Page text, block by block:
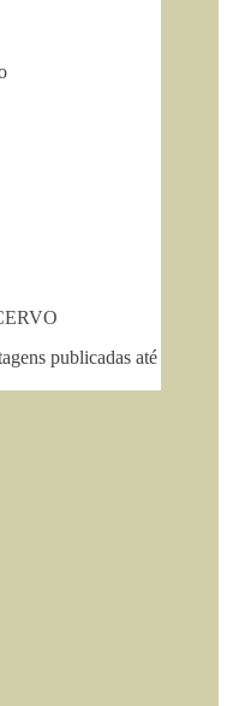
publicadas até